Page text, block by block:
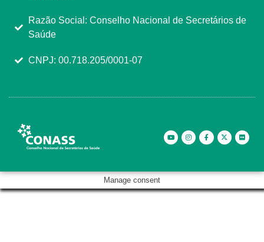
Razão Social: Conselho Nacional de Secretários de
Saúde
CNPJ: 00.718.205/0001-07
Manage consent